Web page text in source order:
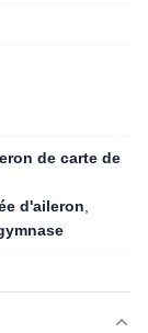
de carte de
d'aileron